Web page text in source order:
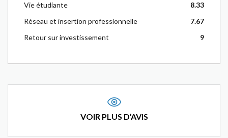
Vie étudiante
8.33
Réseau et insertion professionnelle
7.67
Retour sur investissement
9
VOIR PLUS D’AVIS